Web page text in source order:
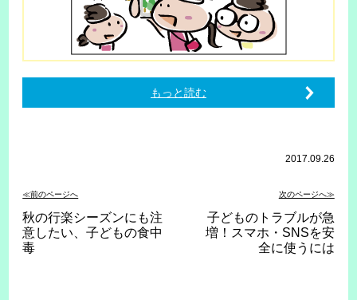
もっと読む
2017.09.26
≪前のページへ 次のページへ≫
秋の行楽シーズンにも注
意したい、子どもの食中
毒
子どものトラブルが急
増！スマホ・SNSを安
全に使うには